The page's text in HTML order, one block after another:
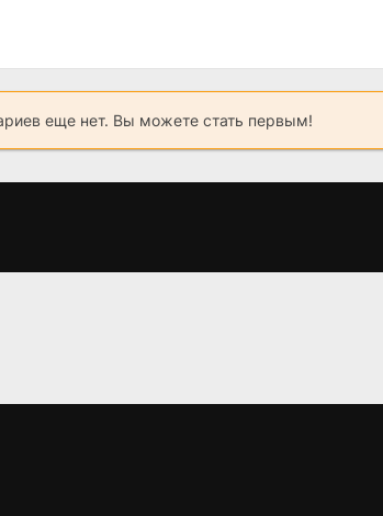
еще нет. Вы можете стать первым!
Пожары Кишан и Канхайя